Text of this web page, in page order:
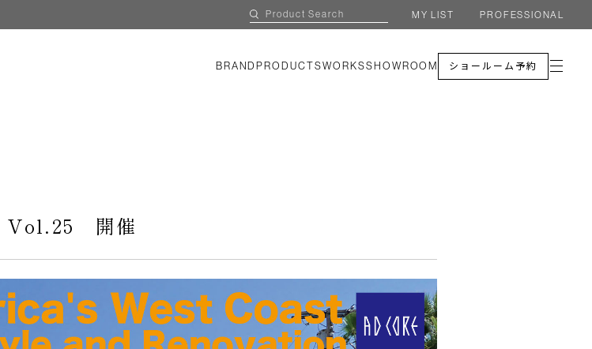
MY LIST PROFESSIONAL
BRAND PRODUCTSWORKSSHOWROOM ショールーム予約
Vol.25 開催